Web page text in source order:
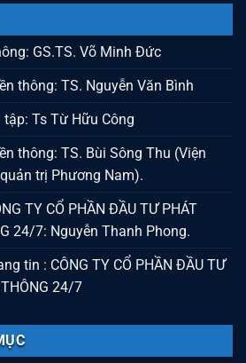
GS.TS. Võ Minh Đức
thông: TS. Nguyễn Văn Bình
Ts Từ Hữu Công
thông: TS. Bùi Sông Thu (Viện
trị Phương Nam).
TY CỔ PHẦN ĐẦU TƯ PHÁT
24/7: Nguyễn Thanh Phong.
tin : CÔNG TY CỔ PHẦN ĐẦU TƯ
THÔNG 24/7